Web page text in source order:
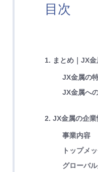
目次
1. まとめ｜JX
JX金属の
JX金属へ
2. JX金属の企業
事業内容
トップメ
グローバ